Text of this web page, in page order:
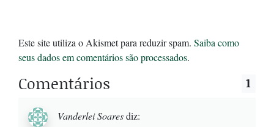
Este site utiliza o Akismet para reduzir spam. Saiba como
seus dados em comentários são processados.
Comentários 1
Vanderlei Soaresdiz: